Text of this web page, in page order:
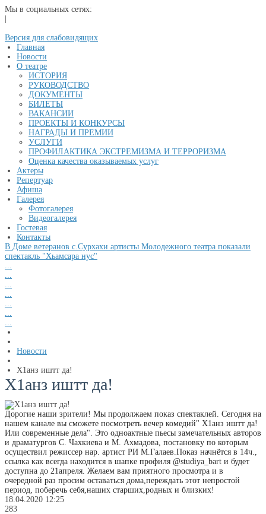
Мы в социальных сетях:
Версия для слабовидящих
Главная
Новости
О театре
ИСТОРИЯ
РУКОВОДСТВО
ДОКУМЕНТЫ
БИЛЕТЫ
ВАКАНСИИ
ПРОЕКТЫ И КОНКУРСЫ
НАГРАДЫ И ПРЕМИИ
УСЛУГИ
ПРОФИЛАКТИКА ЭКСТРЕМИЗМА И ТЕРРОРИЗМА
Оценка качества оказываемых услуг
Актеры
Репертуар
Афиша
Галерея
Фотогалерея
Видеогалерея
Гостевая
Контакты
В Доме ветеранов с.Сурхахи артисты Молодежного театра показали
спектакль "Хьамсара нус"
...
...
...
...
...
...
...
Новости
Х1анз иштт да!
Х1анз иштт да!
Дорогие наши зрители! Мы продолжаем показ спектаклей. Сегодня на
нашем канале вы сможете посмотреть вечер комедий" Х1анз иштт да!
Или современные дела". Это одноактные пьесы замечательных авторов
и драматургов С. Чахкиева и М. Ахмадова, постановку по которым
осуществил режиссер нар. артист РИ М.Галаев.Показ начнётся в 14ч.,
ссылка как всегда находится в шапке профиля @studiya_bart и будет
доступна до 21апреля. Желаем вам приятного просмотра и в
очередной раз просим оставаться дома,переждать этот непростой
период, поберечь себя,наших старших,родных и близких!
18.04.2020 12:25
283